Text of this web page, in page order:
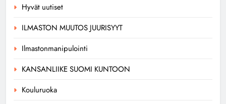
Hyvät uutiset
ILMASTON MUUTOS JUURISYYT
Ilmastonmanipulointi
KANSANLIIKE SUOMI KUNTOON
Kouluruoka